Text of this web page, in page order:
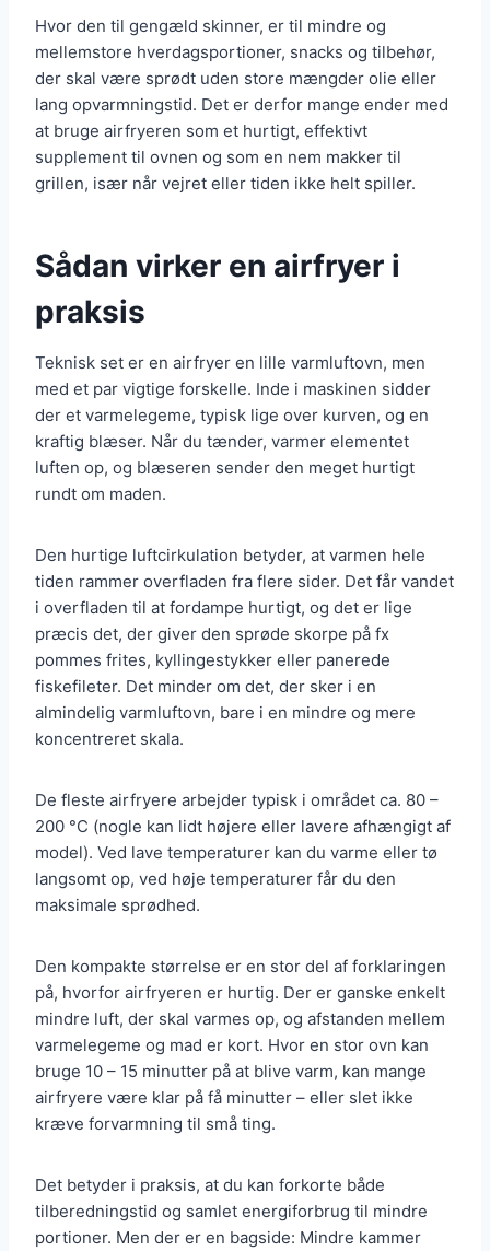
Hvor den til gengæld skinner, er til mindre og
mellemstore hverdagsportioner, snacks og tilbehør,
der skal være sprødt uden store mængder olie eller
lang opvarmningstid. Det er derfor mange ender med
at bruge airfryeren som et hurtigt, effektivt
supplement til ovnen og som en nem makker til
grillen, især når vejret eller tiden ikke helt spiller.
Sådan virker en airfryer i
praksis
Teknisk set er en airfryer en lille varmluftovn, men
med et par vigtige forskelle. Inde i maskinen sidder
der et varmelegeme, typisk lige over kurven, og en
kraftig blæser. Når du tænder, varmer elementet
luften op, og blæseren sender den meget hurtigt
rundt om maden.
Den hurtige luftcirkulation betyder, at varmen hele
tiden rammer overfladen fra flere sider. Det får vandet
i overfladen til at fordampe hurtigt, og det er lige
præcis det, der giver den sprøde skorpe på fx
pommes frites, kyllingestykker eller panerede
fiskefileter. Det minder om det, der sker i en
almindelig varmluftovn, bare i en mindre og mere
koncentreret skala.
De fleste airfryere arbejder typisk i området ca. 80 –
200 °C (nogle kan lidt højere eller lavere afhængigt af
model). Ved lave temperaturer kan du varme eller tø
langsomt op, ved høje temperaturer får du den
maksimale sprødhed.
Den kompakte størrelse er en stor del af forklaringen
på, hvorfor airfryeren er hurtig. Der er ganske enkelt
mindre luft, der skal varmes op, og afstanden mellem
varmelegeme og mad er kort. Hvor en stor ovn kan
bruge 10 – 15 minutter på at blive varm, kan mange
airfryere være klar på få minutter – eller slet ikke
kræve forvarmning til små ting.
Det betyder i praksis, at du kan forkorte både
tilberedningstid og samlet energiforbrug til mindre
portioner. Men der er en bagside: Mindre kammer